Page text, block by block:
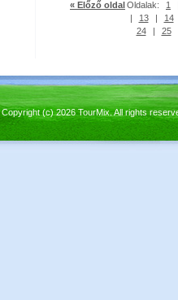
« Előző oldalOldalak: 1
|
13 | 14
24
| 25
Copyright (c) 2026 TourMix. All rights